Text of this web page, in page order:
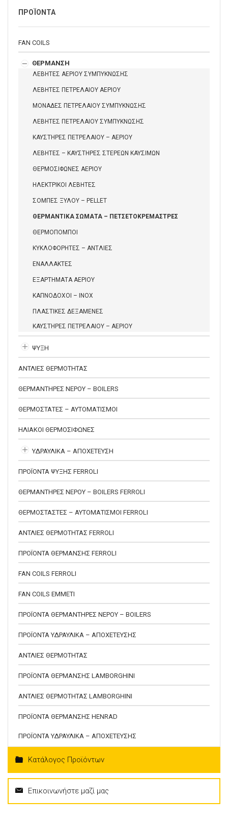
ΠΡΟΪΟΝΤΑ
FAN COILS
ΘΕΡΜΑΝΣΗ
ΛΕΒΗΤΕΣ ΑΕΡΙΟΥ ΣΥΜΠΥΚΝΩΣΗΣ
ΛΕΒΗΤΕΣ ΠΕΤΡΕΛΑΙΟΥ ΑΕΡΙΟΥ
ΜΟΝΑΔΕΣ ΠΕΤΡΕΛΑΙΟΥ ΣΥΜΠΥΚΝΩΣΗΣ
ΛΕΒΗΤΕΣ ΠΕΤΡΕΛΑΙΟΥ ΣΥΜΠΥΚΝΩΣΗΣ
ΚΑΥΣΤΗΡΕΣ ΠΕΤΡΕΛΑΙΟΥ – ΑΕΡΙΟΥ
ΛΕΒΗΤΕΣ – ΚΑΥΣΤΗΡΕΣ ΣΤΕΡΕΩΝ ΚΑΥΣΙΜΩΝ
ΘΕΡΜΟΣΙΦΩΝΕΣ ΑΕΡΙΟΥ
ΗΛΕΚΤΡΙΚΟΙ ΛΕΒΗΤΕΣ
ΣΟΜΠΕΣ ΞΥΛΟΥ – PELLET
ΘΕΡΜΑΝΤΙΚΑ ΣΩΜΑΤΑ – ΠΕΤΣΕΤΟΚΡΕΜΑΣΤΡΕΣ
ΘΕΡΜΟΠΟΜΠΟΙ
ΚΥΚΛΟΦΟΡΗΤΕΣ – ΑΝΤΛΙΕΣ
ΕΝΑΛΛΑΚΤΕΣ
ΕΞΑΡΤΗΜΑΤΑ ΑΕΡΙΟΥ
ΚΑΠΝΟΔΟΧΟΙ – INOX
ΠΛΑΣΤΙΚΕΣ ΔΕΞΑΜΕΝΕΣ
ΚΑΥΣΤΗΡΕΣ ΠΕΤΡΕΛΑΙΟΥ – ΑΕΡΙΟΥ
ΨΥΞΗ
ΑΝΤΛΙΕΣ ΘΕΡΜΟΤΗΤΑΣ
ΘΕΡΜΑΝΤΗΡΕΣ ΝΕΡΟΥ – BOILERS
ΘΕΡΜΟΣΤΑΤΕΣ – ΑΥΤΟΜΑΤΙΣΜΟΙ
ΗΛΙΑΚΟΙ ΘΕΡΜΟΣΙΦΩΝΕΣ
ΥΔΡΑΥΛΙΚΑ – ΑΠΟΧΕΤΕΥΣΗ
ΠΡΟΪΟΝΤΑ ΨΥΞΗΣ FERROLI
ΘΕΡΜΑΝΤΗΡΕΣ ΝΕΡΟΥ – BOILERS FERROLI
ΘΕΡΜΟΣΤΑΣΤΕΣ – ΑΥΤΟΜΑΤΙΣΜΟΙ FERROLI
ΑΝΤΛΙΕΣ ΘΕΡΜΟΤΗΤΑΣ FERROLI
ΠΡΟΪΟΝΤΑ ΘΕΡΜΑΝΣΗΣ FERROLI
FAN COILS FERROLI
FAN COILS EMMETI
ΠΡΟΪΟΝΤΑ ΘΕΡΜΑΝΤΗΡΕΣ ΝΕΡΟΥ – BOILERS
ΠΡΟΪΟΝΤΑ ΥΔΡΑΥΛΙΚΑ – ΑΠΟΧΕΤΕΥΣΗΣ
ΑΝΤΛΙΕΣ ΘΕΡΜΟΤΗΤΑΣ
ΠΡΟΪΟΝΤΑ ΘΕΡΜΑΝΣΗΣ LAMBORGHINI
ΑΝΤΛΙΕΣ ΘΕΡΜΟΤΗΤΑΣ LAMBORGHINI
ΠΡΟΪΟΝΤΑ ΘΕΡΜΑΝΣΗΣ HENRAD
ΠΡΟΪΟΝΤΑ ΥΔΡΑΥΛΙΚΑ – ΑΠΟΧΕΤΕΥΣΗΣ
Κατάλογος Προϊόντων
Επικοινωνήστε μαζί μας